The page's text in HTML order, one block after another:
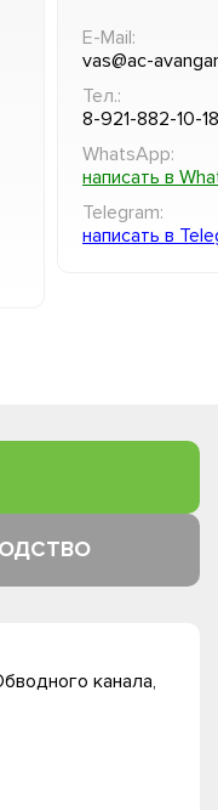
E-Mail:
vas@ac-
Тел.:
8-921-882-10-18
WhatsApp:
написать в
Telegram:
написать в
канала,